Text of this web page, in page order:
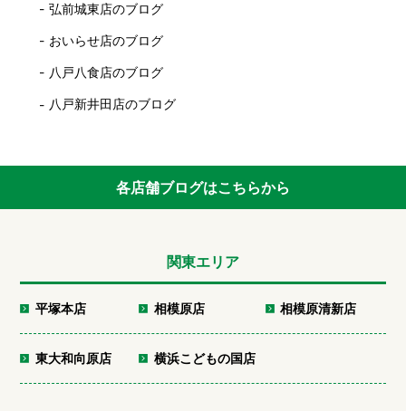
弘前城東店のブログ
おいらせ店のブログ
八戸八食店のブログ
八戸新井田店のブログ
各店舗ブログはこちらから
関東エリア
平塚本店 相模原店 相模原清新店
東大和向原店 横浜こどもの国店